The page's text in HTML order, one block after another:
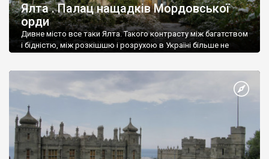
Ялта . Палац нащадків Мордовської
орди
Дивне місто все таки Ялта. Такого контрасту між багатством
і бідністю, між розкішшю і розрухою в Україні більше не